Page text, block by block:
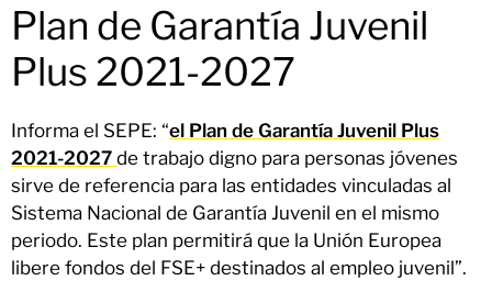
Plan de Garantía Juvenil
Plus 2021-2027
Informa el SEPE: “el Plan de Garantía Juvenil Plus
2021-2027 de trabajo digno para personas jóvenes
sirve de referencia para las entidades vinculadas al
Sistema Nacional de Garantía Juvenil en el mismo
periodo. Este plan permitirá que la Unión Europea
libere fondos del FSE+ destinados al empleo juvenil”.